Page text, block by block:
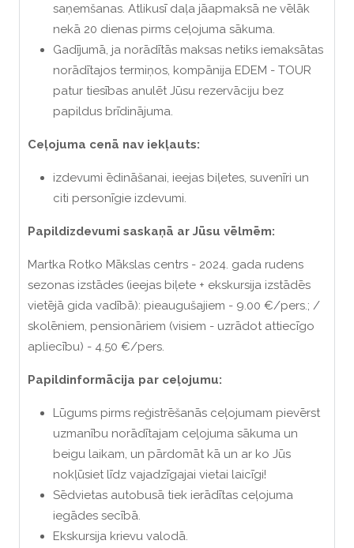
saņemšanas. Atlikusī daļa jāapmaksā ne vēlāk
nekā 20 dienas pirms ceļojuma sākuma.
Gadījumā, ja norādītās maksas netiks iemaksātas
norādītajos termiņos, kompānija EDEM - TOUR
patur tiesības anulēt Jūsu rezervāciju bez
papildus brīdinājuma.
Ceļojuma cenā nav iekļauts:
izdevumi ēdināšanai, ieejas biļetes, suvenīri un
citi personīgie izdevumi.
Papildizdevumi saskaņā ar Jūsu vēlmēm:
Martka Rotko Mākslas centrs - 2024. gada rudens
sezonas izstādes (ieejas biļete + ekskursija izstādēs
vietējā gida vadībā): pieaugušajiem - 9.00 €/pers.; /
skolēniem, pensionāriem (visiem - uzrādot attiecīgo
apliecību) - 4.50 €/pers.
Papildinformācija par ceļojumu:
Lūgums pirms reģistrēšanās ceļojumam pievērst
uzmanību norādītajam ceļojuma sākuma un
beigu laikam, un pārdomāt kā un ar ko Jūs
nokļūsiet līdz vajadzīgajai vietai laicīgi!
Sēdvietas autobusā tiek ierādītas ceļojuma
iegādes secībā.
Ekskursija krievu valodā.